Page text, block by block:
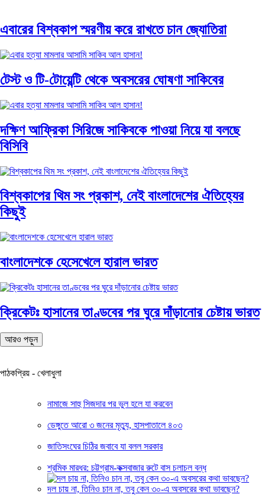
এবারের বিশ্বকাপ স্মরণীয় করে রাখতে চান জ্যোতিরা
টেস্ট ও টি-টোয়েন্টি থেকে অবসরের ঘোষণা সাকিবের
দক্ষিণ আফ্রিকা সিরিজে সাকিবকে পাওয়া নিয়ে যা বলছে
বিসিবি
বিশ্বকাপের থিম সং প্রকাশ, নেই বাংলাদেশের ঐতিহ্যের
কিছুই
বাংলাদেশকে হেসেখেলে হারাল ভারত
ক্রিকেটঃ হাসানের তাণ্ডবের পর ঘুরে দাঁড়ানোর চেষ্টায় ভারত
আরও পড়ুন
পাঠকপ্রিয় - খেলাধুলা
নামাজে সাহু সিজদার পর ভুল হলে যা করবেন
ডেঙ্গুতে আরো ৩ জনের মৃত্যু, হাসপাতালে ৪০৩
জাতিসংঘের চিঠির জবাবে যা বলল সরকার
শ্রমিক মারধর: চট্টগ্রাম-কক্সবাজার রুটে বাস চলাচল বন্ধ
দল চায় না, তিনিও চান না, তবু কেন ৩০-এ অবসরের কথা ভাবছেন?